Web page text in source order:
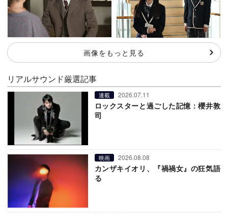
画像をもっと見る
リアルサウンド厳選記事
連載 2026.07.11
ロックスターと過ごした記憶：櫻井敦
司
映画 2026.08.08
カンザキイオリ、『禍禍女』の狂気語
る